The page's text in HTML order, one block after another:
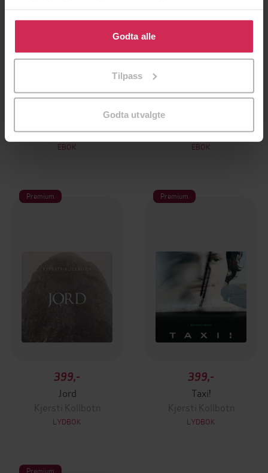
Klikk på «Godta alle» for å gi oss ditt samtykke til å
bruke cookies for alle disse formålene. Du kan også
tilpasse ditt samtykke til spesifikke formål ved å klikke
Godta alle
Tilpass
Godta utvalgte
249,-
Kjersti Kollbotn
EBOK
249,-
Kjersti Kollbotn
EBOK
Premium
399,-
Jord
Kjersti Kollbotn
LYDBOK
Premium
399,-
Taxi!
Kjersti Kollbotn
LYDBOK
Premium